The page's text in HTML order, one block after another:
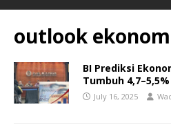
outlook
BI Prediksi
Tumbuh 4,7–5,5%
July 16, 2025